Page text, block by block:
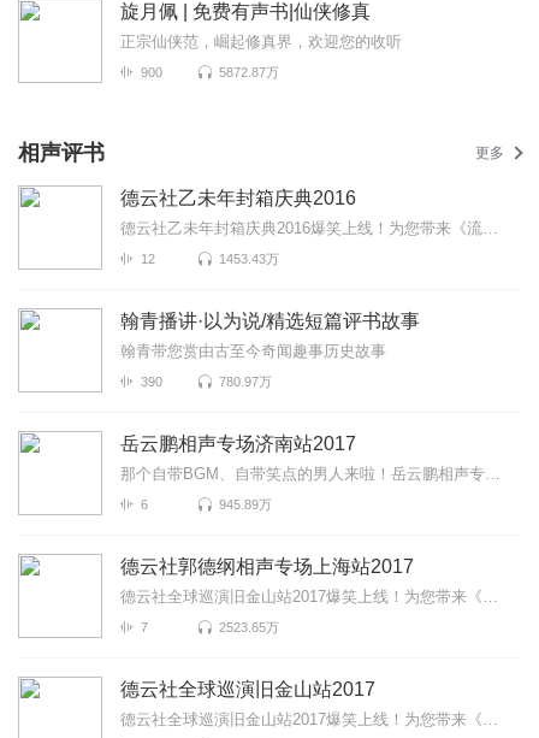
旋月佩 | 免费有声书|仙侠修真
正宗仙侠范，崛起修真界，欢迎您的收听
900 5872.87万
相声评书 更多
德云社乙未年封箱庆典2016
德云社乙未年封箱庆典2016爆笑上线！为您带来《流金岁月》《唱大戏》《师徒父子》等高能相声！各种爆笑...
12 1453.43万
翰青播讲·以为说/精选短篇评书故事
翰青带您赏由古至今奇闻趣事历史故事
390 780.97万
岳云鹏相声专场济南站2017
那个自带BGM、自带笑点的男人来啦！岳云鹏相声专场济南站2017爆笑来袭！更有《学歌曲》《学聋哑》《写对...
6 945.89万
德云社郭德纲相声专场上海站2017
德云社全球巡演旧金山站2017爆笑上线！为您带来《说学逗胖》《恭喜发财》《郭大文豪》等高能相声！各种...
7 2523.65万
德云社全球巡演旧金山站2017
德云社全球巡演旧金山站2017爆笑上线！为您带来《童年故事》《富贵有余》《爱情传奇》等高能相声！各种...